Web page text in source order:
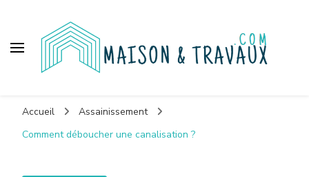
Accueil
Assainissement
Comment déboucher une canalisation ?